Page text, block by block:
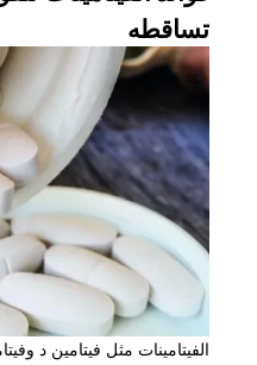
تساقطه
الفيتامينات مثل فيتامين د